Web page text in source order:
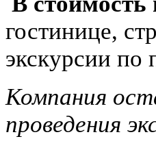
гостинице,
экскурсии по
Компания
проведения